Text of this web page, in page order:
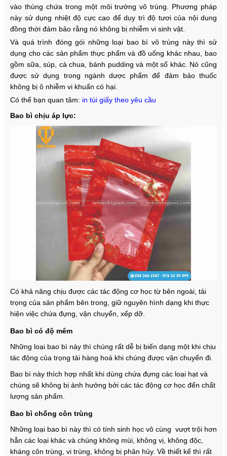
vào thùng chứa trong một môi trường vô trùng. Phương pháp
này sử dụng nhiệt độ cực cao để duy trì độ tươi của nội dung
đồng thời đảm bảo rằng nó không bị nhiễm vi sinh vật.
Và quá trình đóng gói những loại bao bì vô trùng này thì sử
dụng cho các sản phẩm thực phẩm và đồ uống khác nhau, bao
gồm sữa, súp, cà chua, bánh pudding và một số khác. Nó cũng
được sử dụng trong ngành dược phẩm để đảm bảo thuốc
không bị ô nhiễm vi khuẩn có hại.
Có thể bạn quan tâm: in túi giấy theo yêu cầu
Bao bì chịu áp lực:
Có khả năng chịu được các tác động cơ học từ bên ngoài, tải
trọng của sản phẩm bên trong, giữ nguyên hình dạng khi thực
hiện việc chứa đựng, vận chuyển, xếp dỡ.
Bao bì có độ mêm
Những loại bao bì này thì chúng rất dễ bị biến dạng một khi chịu
tác động của trọng tải hàng hoá khi chúng được vận chuyển đi.
Bao bì này thích hợp nhất khi dùng chứa đựng các loại hạt và
chúng sẽ không bị ảnh hưởng bởi các tác động cơ học đến chất
lượng sản phẩm.
Bao bì chống côn trùng
Những loại bao bì này thì có tính sinh học vô cùng vượt trội hơn
hẳn các loại khác và chúng không mùi, không vị, không độc,
kháng côn trùng, vi trùng, không bị phân hủy. Về thiết kế thì rất